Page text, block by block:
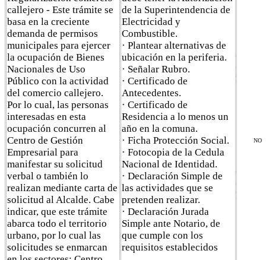
callejero - Este trámite se
basa en la creciente
demanda de permisos
municipales para ejercer
la ocupación de Bienes
Nacionales de Uso
Público con la actividad
del comercio callejero.
Por lo cual, las personas
interesadas en esta
ocupación concurren al
Centro de Gestión
Empresarial para
manifestar su solicitud
verbal o también lo
realizan mediante carta de
solicitud al Alcalde. Cabe
indicar, que este trámite
abarca todo el territorio
urbano, por lo cual las
solicitudes se enmarcan
de la Superintendencia de
Electricidad y
Combustible.
· Plantear alternativas de
ubicación en la periferia.
· Señalar Rubro.
· Certificado de
Antecedentes.
· Certificado de
Residencia a lo menos un
año en la comuna.
· Ficha Protección Social.
· Fotocopia de la Cedula
Nacional de Identidad.
· Declaración Simple de
las actividades que se
pretenden realizar.
· Declaración Jurada
Simple ante Notario, de
que cumple con los
requisitos establecidos
NO